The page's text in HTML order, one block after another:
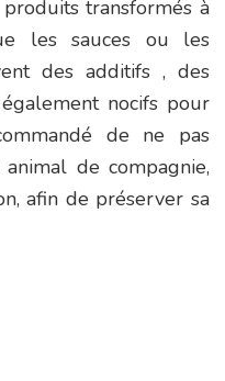
transformés à
les sauces ou les
des additifs , des
nocifs pour
de ne pas
de compagnie,
afin de préserver sa